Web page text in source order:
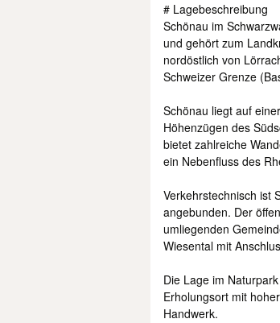
# Lagebeschreibung
Schönau im
und gehört zum
nordöstlich von
Schweizer Grenze
Schönau liegt auf
Höhenzügen des
bietet zahlreiche
ein Nebenfluss des
Verkehrstechnisch ist
angebunden. Der
umliegenden
Wiesental mit
Die Lage im
Erholungsort mit
Handwerk.